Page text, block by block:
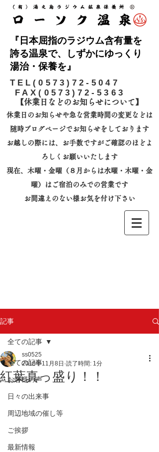
『日本屈指のラジウム含有量を
誇る温泉で、しずかにゆっくり
湯治・保養を』
​TEL(0573)72-5047
FAX(0573)72-5363
【休業日などのお知らせについて】​
休業日のお知らせや急な営業時間の変更などは
随時ブログページでお知らせをしております
お越しの際には、
お手数ですがご確認のほどよ
ろしくお願いいたします
​現在、木曜・金曜（８月からは水曜・木曜・金
曜）はご宿泊のみでの営業です
お間違えのない様お気を付け下さい
記事
全ての記事
お客様の声
日々の出来事
周辺地域の催し等
ご挨拶
最新情報
全ての記事
紅葉真っ盛り！！
ss0525
2018年11月8日 読了時間: 1分